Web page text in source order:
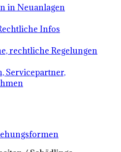
in Neuanlagen
Infos
rechtliche Regelungen
Servicepartner,